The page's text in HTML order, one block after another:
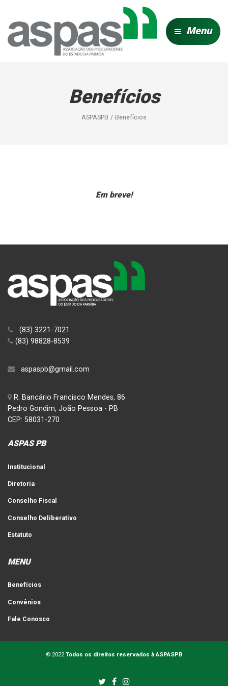
Menu
Benefícios
ASPASPB Benefícios
Em breve!
(83) 3221-7021
(83) 98828-8539
aspaspb@gmail.com
R. Bancário Francisco Mendes, 86
Pedro Gondim, João Pessoa - PB
CEP: 58031-270
ASPAS PB
Institucional
Diretoria
Conselho Fiscal
Conselho Deliberativo
Estatuto
MENU
Benefícios
Convênios
Fale Conosco
© 2022Todos os direitos reservados à ASPASPB